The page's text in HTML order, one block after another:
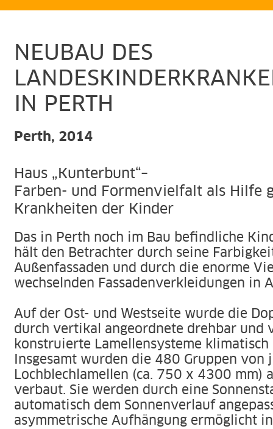
NEUBAU DES
IN PERTH
Perth, 2014
Haus „Kunterbunt“–
Farben- und Formenvielfalt als Hilfe
Krankheiten der Kinder
Das in Perth noch im Bau befindliche
hält den Betrachter durch seine
Außenfassaden und durch die enorme
wechselnden Fassadenverkleidungen in
Auf der Ost- und Westseite wurde die
durch vertikal angeordnete drehbar und
konstruierte Lamellensysteme klimatisch
Insgesamt wurden die 480 Gruppen von
Lochblechlamellen (ca. 750 x 4300 mm)
verbaut. Sie werden durch eine
automatisch dem Sonnenverlauf
asymmetrische Aufhängung ermöglicht